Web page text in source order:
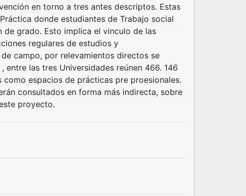
en torno a tres antes descriptos. Estas
donde estudiantes de Trabajo social
grado. Esto implica el vinculo de las
regulares de estudios y
campo, por relevamientos directos se
las tres Universidades reúnen 466. 146
espacios de prácticas pre proesionales.
consultados en forma más indirecta, sobre
proyecto.